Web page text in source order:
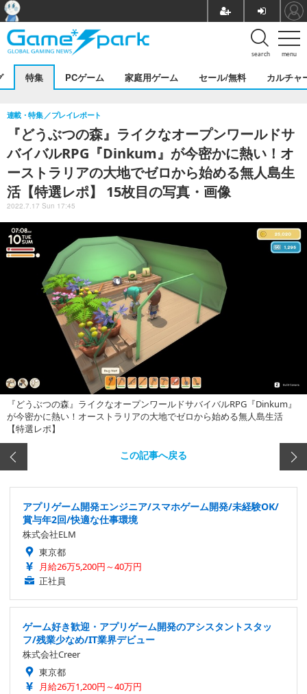
menu
search
特集 PCゲーム 家庭用ゲーム セール/無料 カルチャ
『どうぶつの森』ライクなオープンワールドサ
バイバルRPG『Dinkum』が今密かに熱い！オ
ーストラリアの大地でゼロから始める無人島生
活【特選レポ】 15枚目の写真・画像
連載・特集 プレイレポート
2022.7.17 Sun 17:45
『どうぶつの森』ライクなオープンワールドサバイバルRPG『Dinkum』
が今密かに熱い！オーストラリアの大地でゼロから始める無人島生活
【特選レポ】
この記事へ戻る
アプリゲーム開発エンジニア/スマホゲーム開発/未経験OK/
賞与年2回/快適な仕事環境
株式会社ELM
東京都
月給26万5,200円～40万円
正社員
ゲーム好き歓迎・アプリゲーム開発のアシスタントスタッ
フ/残業少なめ/IT業界デビュー
株式会社Creer
東京都
月給26万1,200円～40万円